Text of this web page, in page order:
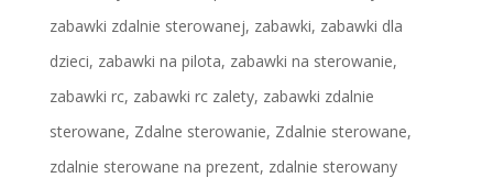
zabawki zdalnie sterowanej, zabawki, zabawki dla
dzieci, zabawki na pilota, zabawki na sterowanie,
zabawki rc, zabawki rc zalety, zabawki zdalnie
sterowane, Zdalne sterowanie, Zdalnie sterowane,
zdalnie sterowane na prezent, zdalnie sterowany